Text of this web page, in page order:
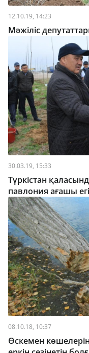
12.10.19, 14:23
Мәжіліс
30.03.19, 15:33
Түркістан
08.10.18, 10:37
Өскемен